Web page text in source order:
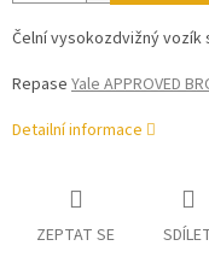
Čelní vysokozdvižný vozík
Repase Yale APPROVED
Detailní informace
ZEPTAT SE